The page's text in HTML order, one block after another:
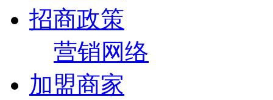
招商政策
营销网络
加盟商家